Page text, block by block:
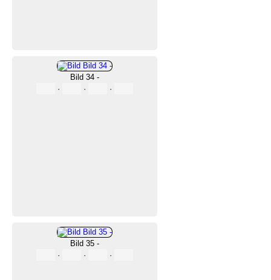
Bild 34 -
·
· ·
Bild 35 -
·
· ·